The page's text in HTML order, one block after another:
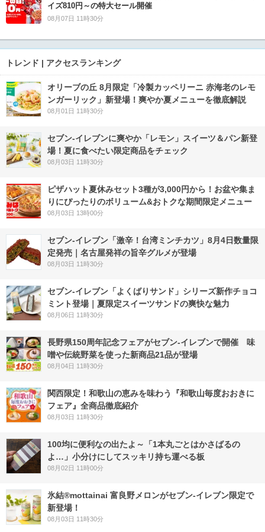
イズ810円～の特大セール開催
08月07日 11時30分
トレンド | アクセスランキング
オリーブの丘 8月限定「冷製カッペリーニ 赤海老のレモ
ンガーリック」新登場！爽やか夏メニューを徹底解説
08月01日 11時30分
セブン‐イレブンに爽やか「レモン」スイーツ＆パン新登
場！夏に食べたい限定商品をチェック
08月03日 11時30分
ピザハット夏休みセット3種が3,000円から！お盆や集ま
りにぴったりのボリューム&おトクな期間限定メニュー
08月03日 13時00分
セブン-イレブン「激辛！台湾ミンチカツ」8月4日数量限
定発売｜名古屋発祥の旨辛グルメが登場
08月03日 11時30分
セブン‐イレブン「よくばりサンド」シリーズ新作チョコ
ミント登場｜夏限定スイーツサンドの爽快な魅力
08月06日 11時30分
長野県150周年記念フェアがセブン-イレブンで開催 味
噌や伝統野菜を使った新商品21品が登場
08月04日 11時30分
関西限定！和歌山の恵みを味わう『和歌山毎度おおきに
フェア』全商品徹底紹介
08月03日 11時30分
100均に便利なの出たよ～「1本丸ごとはかさばるの
よ…」小分けにしてスッキリ持ち運べる板
08月02日 11時00分
氷結®mottainai 富良野メロンがセブン‐イレブン限定で
新登場！
08月03日 11時30分